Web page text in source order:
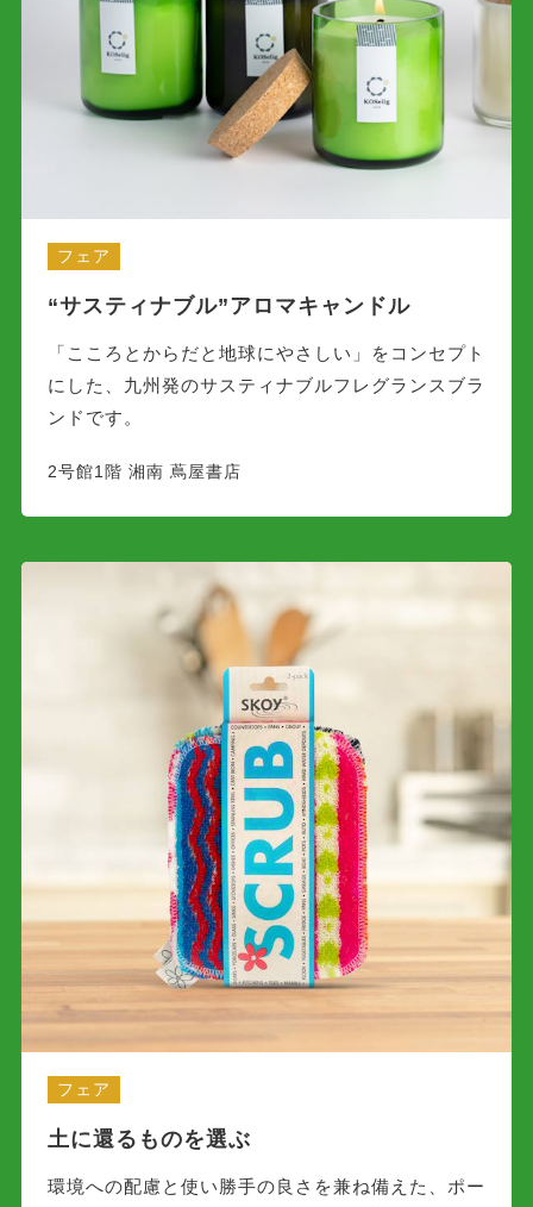
フェア
“サスティナブル”アロマキャンドル
「こころとからだと地球にやさしい」をコンセプト
にした、九州発のサスティナブルフレグランスブラ
ンドです。
2号館1階 湘南 蔦屋書店
フェア
土に還るものを選ぶ
環境への配慮と使い勝手の良さを兼ね備えた、ポー